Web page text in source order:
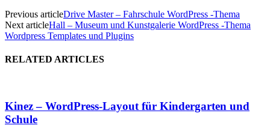
Previous articleDrive Master – Fahrschule WordPress -Thema
Next articleHall – Museum und Kunstgalerie WordPress -Thema
Wordpress Templates und Plugins
RELATED ARTICLES
Kinez – WordPress-Layout für Kindergarten und
Schule